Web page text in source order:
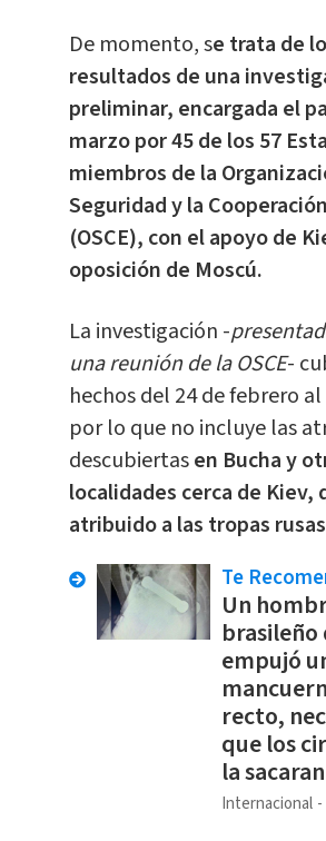
De momento, se trata de
resultados de una
preliminar, encargada el
marzo por 45 de los 57
miembros de la
Seguridad y la
(OSCE), con el apoyo de
oposición de Moscú.
La investigación -
una reunión de la OSCE-
hechos del 24 de febrero
por lo que no incluye las
descubiertasen Bucha y
localidades cerca de Kiev,
atribuido a las tropas
Te
Un
brasileño
empujó
recto,
que los
la sacaran
Internacional